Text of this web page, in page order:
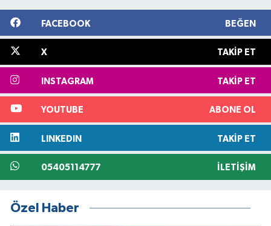
FACEBOOK BEĞEN
X TAKIP ET
INSTAGRAM TAKIP ET
YOUTUBE ABONE OL
LINKEDIN TAKIP ET
05405114777 İLETIŞIM
Özel Haber